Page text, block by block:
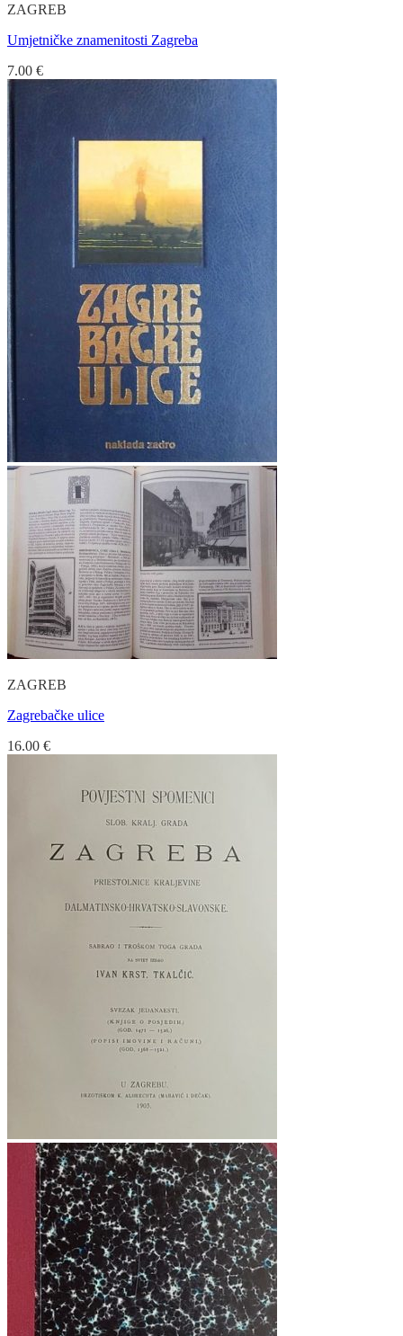
ZAGREB
Umjetničke znamenitosti Zagreba
7.00 €
ZAGREB
Zagrebačke ulice
16.00 €